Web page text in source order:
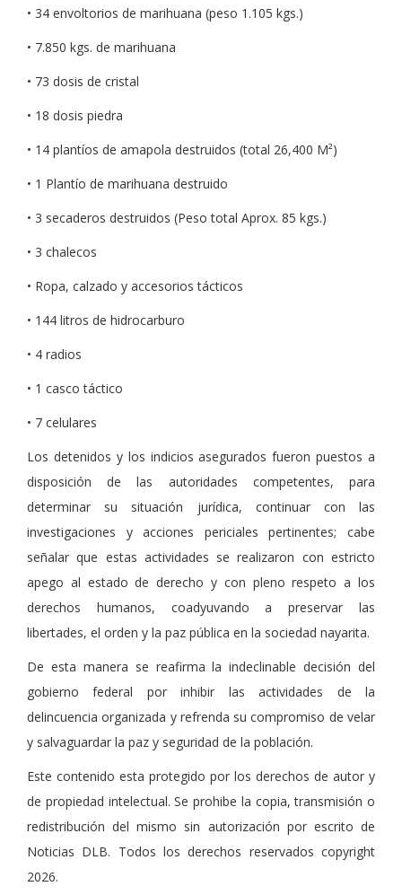
• 34 envoltorios de marihuana (peso 1.105 kgs.)
• 7.850 kgs. de marihuana
• 73 dosis de cristal
• 18 dosis piedra
• 14 plantíos de amapola destruidos (total 26,400 M²)
• 1 Plantío de marihuana destruido
• 3 secaderos destruidos (Peso total Aprox. 85 kgs.)
• 3 chalecos
• Ropa, calzado y accesorios tácticos
• 144 litros de hidrocarburo
• 4 radios
• 1 casco táctico
• 7 celulares
Los detenidos y los indicios asegurados fueron puestos a
disposición de las autoridades competentes, para
determinar su situación jurídica, continuar con las
investigaciones y acciones periciales pertinentes; cabe
señalar que estas actividades se realizaron con estricto
apego al estado de derecho y con pleno respeto a los
derechos humanos, coadyuvando a preservar las
libertades, el orden y la paz pública en la sociedad nayarita.
De esta manera se reafirma la indeclinable decisión del
gobierno federal por inhibir las actividades de la
delincuencia organizada y refrenda su compromiso de velar
y salvaguardar la paz y seguridad de la población.
Este contenido esta protegido por los derechos de autor y
de propiedad intelectual. Se prohibe la copia, transmisión o
redistribución del mismo sin autorización por escrito de
Noticias DLB. Todos los derechos reservados copyright
2026.